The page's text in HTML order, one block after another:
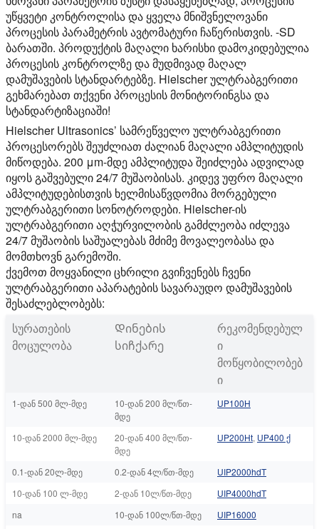
უწყვეტი კონტროლისა და ყველა მნიშვნელოვანი
პროცესის პარამეტრის ავტომატური ჩაწერისთვის. -SD
ბარათში. პროდუქტის მაღალი ხარისხი დამოკიდებულია
პროცესის კონტროლზე და მუდმივად მაღალ
დამუშავების სტანდარტებზე. Hielscher ულტრაბგერითი
გეხმარებათ თქვენი პროცესის მონიტორინგსა და
სტანდარტიზაციაში!
Hielscher Ultrasonics’ სამრეწველო ულტრაბგერითი
პროცესორებს შეუძლიათ ძალიან მაღალი ამპლიტუდის
მიწოდება. 200 μm-მდე ამპლიტუდა შეიძლება ადვილად
იყოს გაშვებული 24/7 მუშაობისას. კიდევ უფრო მაღალი
ამპლიტუდებისთვის ხელმისაწვდომია მორგებული
ულტრაბგერითი სონოტროდები. Hielscher-ის
ულტრაბგერითი აღჭურვილობის გამძლეობა იძლევა
24/7 მუშაობის საშუალებას მძიმე მოვალეობასა და
მომთხოვნ გარემოში.
ქვემოთ მოყვანილი ცხრილი გვიჩვენებს ჩვენი
ულტრაბგერითი აპარატების სავარაუდო დამუშავების
შესაძლებლობებს:
სურათების
მოცულობა
Დინების
სიჩქარე
რეკომენდებულ
ი
მოწყობილობებ
ი
1-დან 500 მლ-მდე
10-დან 200 მლ/წთ-
მდე
UP100H
10-დან 2000 მლ-მდე
20-დან 400 მლ/წთ-
მდე
UP200Ht, UP400 ქ
0.1-დან 20ლ-მდე 0.2-დან 4ლ/წთ-მდე
UIP2000hdT
10-დან 100 ლ-მდე
2-დან 10ლ/წთ-მდე
UIP4000hdT
na
10-დან 100ლ/წთ-მდე
UIP16000